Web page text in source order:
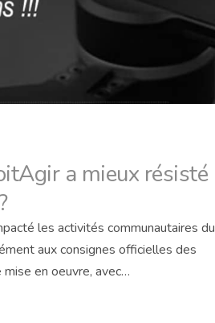
a mieux résisté
les activités communautaires du
aux consignes officielles des
mise en oeuvre, avec…